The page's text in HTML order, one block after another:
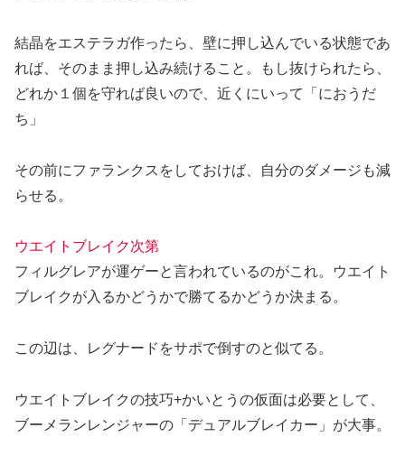
結晶をエステラガ作ったら、壁に押し込んでいる状態であ
れば、そのまま押し込み続けること。もし抜けられたら、
どれか１個を守れば良いので、近くにいって「におうだ
ち」
その前にファランクスをしておけば、自分のダメージも減
らせる。
ウエイトブレイク次第
フィルグレアが運ゲーと言われているのがこれ。ウエイト
ブレイクが入るかどうかで勝てるかどうか決まる。
この辺は、レグナードをサポで倒すのと似てる。
ウエイトブレイクの技巧+かいとうの仮面は必要として、
ブーメランレンジャーの「デュアルブレイカー」が大事。